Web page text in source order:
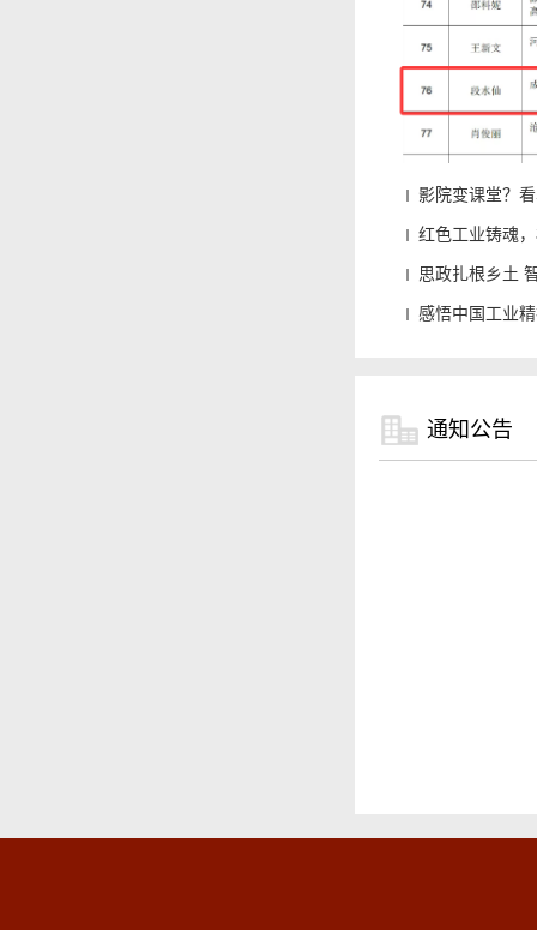
影院变课堂？
红色工业铸魂
思政扎根乡土
感悟中国工业
通知公告